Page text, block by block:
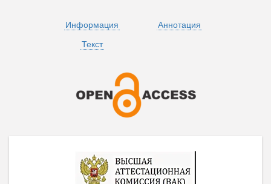
Информация
Аннотация
Текст